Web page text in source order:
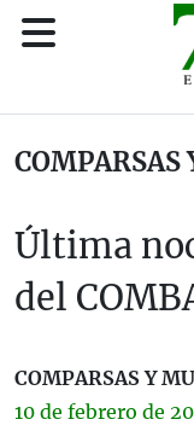
COMPARSAS
Última
del
COMPARSAS Y
10 de febrero de